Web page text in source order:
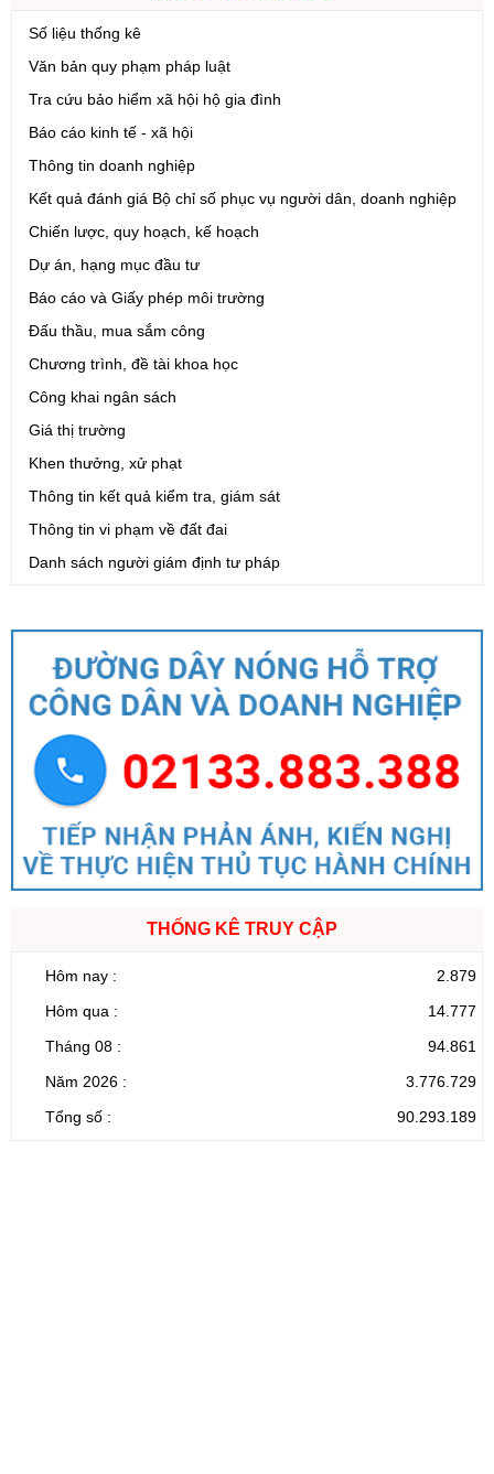
Số liệu thống kê
Văn bản quy phạm pháp luật
Tra cứu bảo hiểm xã hội hộ gia đình
Báo cáo kinh tế - xã hội
Thông tin doanh nghiệp
Kết quả đánh giá Bộ chỉ số phục vụ người dân, doanh nghiệp
Chiến lược, quy hoạch, kế hoạch
Dự án, hạng mục đầu tư
Báo cáo và Giấy phép môi trường
Đấu thầu, mua sắm công
Chương trình, đề tài khoa học
Công khai ngân sách
Giá thị trường
Khen thưởng, xử phạt
Thông tin kết quả kiểm tra, giám sát
Thông tin vi phạm về đất đai
Danh sách người giám định tư pháp
THỐNG KÊ TRUY CẬP
Hôm nay :
2.879
Hôm qua :
14.777
Tháng 08 :
94.861
Năm 2026 :
3.776.729
Tổng số :
90.293.189